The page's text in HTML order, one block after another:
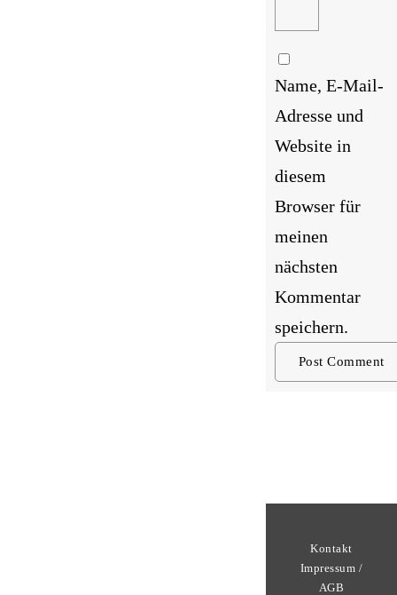
Name, E-Mail-
Adresse und
Website in
diesem
Browser für
meinen
nächsten
Kommentar
speichern.
Kontakt
Impressum /
AGB